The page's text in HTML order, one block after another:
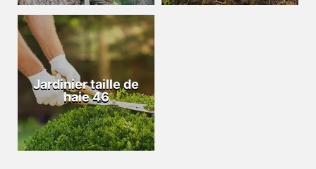
Jardinier taille de
haie 46